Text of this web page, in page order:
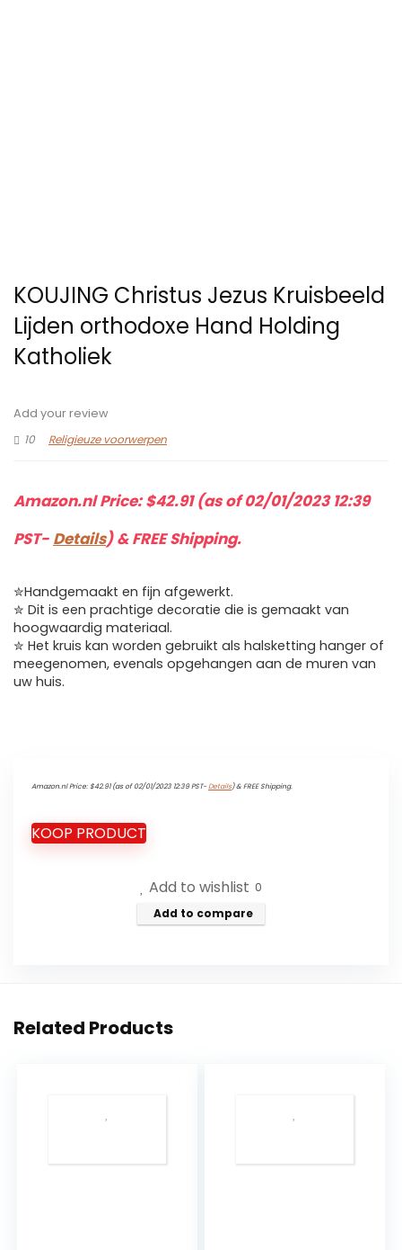
KOUJING Christus Jezus Kruisbeeld
Lijden orthodoxe Hand Holding
Katholiek
Add your review
10
Religieuze voorwerpen
Amazon.nl Price:$42.91(as of 02/01/2023 12:39
PST- Details)&FREE Shipping.
✮Handgemaakt en fijn afgewerkt.
✮ Dit is een prachtige decoratie die is gemaakt van
hoogwaardig materiaal.
✮ Het kruis kan worden gebruikt als halsketting hanger of
meegenomen, evenals opgehangen aan de muren van
uw huis.
Amazon.nl Price: $42.91(as of 02/01/2023 12:39 PST-Details)&FREE Shipping.
KOOP PRODUCT
Add to wishlist 0
Add to compare
Related Products